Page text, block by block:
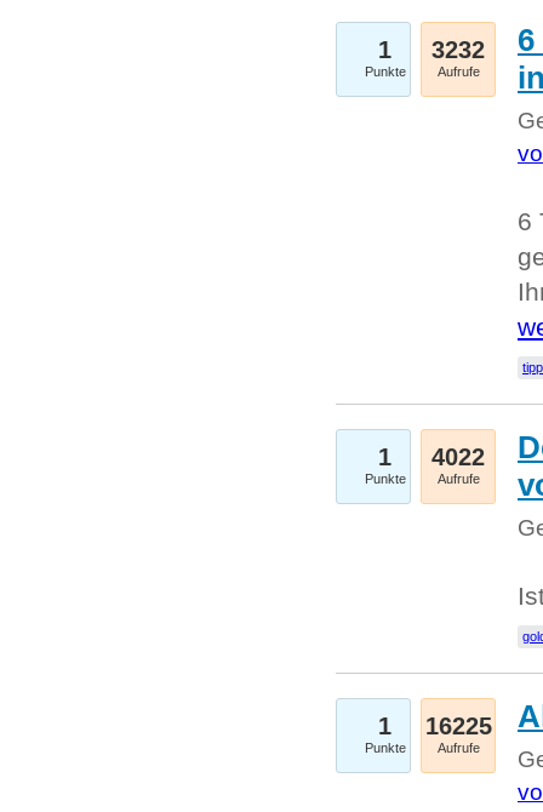
1
Punkte
3232
Aufrufe
6
1
Punkte
4022
Aufrufe
1
Punkte
16225
Aufrufe